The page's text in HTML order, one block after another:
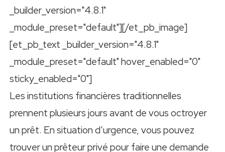
_builder_version="4.8.1"
_module_preset="default"][/et_pb_image]
[et_pb_text _builder_version="4.8.1"
_module_preset="default" hover_enabled="0"
sticky_enabled="0"]
Les institutions financières traditionnelles
prennent plusieurs jours avant de vous octroyer
un prêt. En situation d’urgence, vous pouvez
trouver un prêteur privé pour faire une demande